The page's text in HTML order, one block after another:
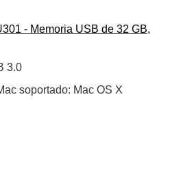
- Memoria USB de 32 GB,
3.0
soportado: Mac OS X